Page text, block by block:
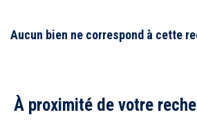
Aucun bien ne correspond à cette
À proximité de votre